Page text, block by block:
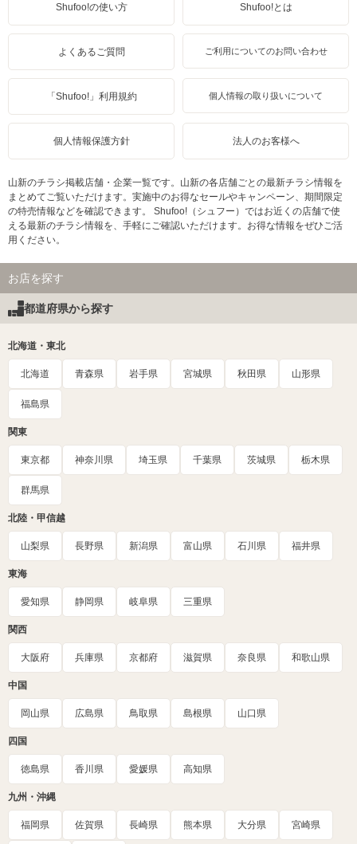
Shufoo!の使い方 Shufoo!とは
よくあるご質問 ご利用についてのお問い合わせ
「Shufoo!」利用規約 個人情報の取り扱いについて
個人情報保護方針 法人のお客様へ
山新のチラシ掲載店舗・企業一覧です。山新の各店舗ごとの最新チラシ情報を
まとめてご覧いただけます。実施中のお得なセールやキャンペーン、期間限定
の特売情報などを確認できます。 Shufoo!（シュフー）ではお近くの店舗で使
える最新のチラシ情報を、手軽にご確認いただけます。お得な情報をぜひご活
用ください。
お店を探す
都道府県から探す
北海道・東北
北海道 青森県 岩手県 宮城県 秋田県 山形県
福島県
関東
東京都 神奈川県 埼玉県 千葉県 茨城県 栃木県
群馬県
北陸・甲信越
山梨県 長野県 新潟県 富山県 石川県 福井県
東海
愛知県 静岡県 岐阜県 三重県
関西
大阪府 兵庫県 京都府 滋賀県 奈良県 和歌山県
中国
岡山県 広島県 鳥取県 島根県 山口県
四国
徳島県 香川県 愛媛県 高知県
九州・沖縄
福岡県 佐賀県 長崎県 熊本県 大分県 宮崎県